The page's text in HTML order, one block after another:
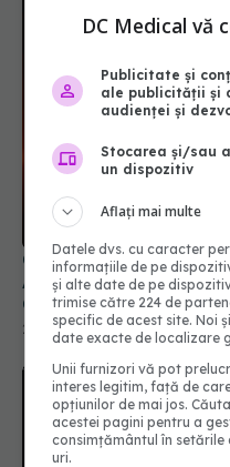
Câți oameni au murit,
Adevărul nespus
COVID-19
21 mar 2025, 16:32
DC Medical vă
Publicitate și
ale publicității și
audienței și
Stocarea și/sau
un dispozitiv
Aflați mai multe
Datele dvs. cu caracter
informațiile de pe
și alte date de pe
trimise către 224 de
specific de acest site. Noi
date exacte de localizare
Unii furnizori vă pot
interes legitim, față de
opțiunilor de mai jos.
acestei pagini pentru a
consimțământul în
uri.